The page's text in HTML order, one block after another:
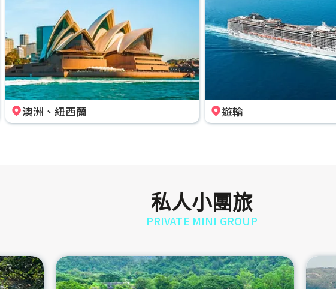
澳洲、紐西蘭 遊輪
私人小團旅
PRIVATE MINI GROUP